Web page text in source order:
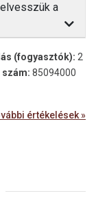
a
(fogyasztók): 2
szám: 85094000
értékelések »